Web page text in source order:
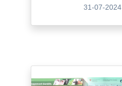
31-07-2024